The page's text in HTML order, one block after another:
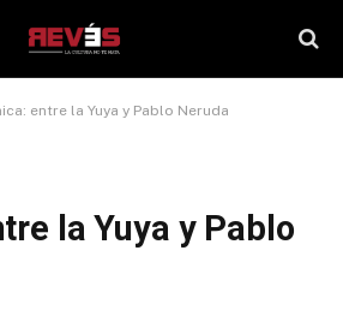
entre la Yuya y Pablo Neruda
la Yuya y Pablo